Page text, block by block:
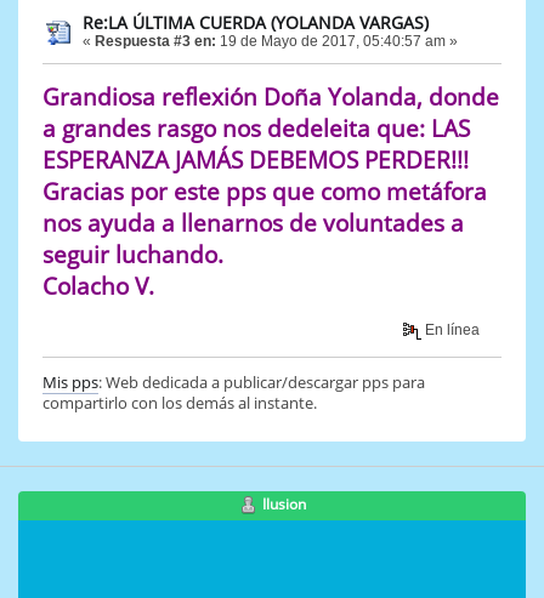
Re:LA ÚLTIMA CUERDA (YOLANDA VARGAS)
« Respuesta #3 en: 19 de Mayo de 2017, 05:40:57 am »
Grandiosa reflexión Doña Yolanda, donde
a grandes rasgo nos dedeleita que: LAS
ESPERANZA JAMÁS DEBEMOS PERDER!!!
Gracias por este pps que como metáfora
nos ayuda a llenarnos de voluntades a
seguir luchando.
Colacho V.
En línea
Mis pps: Web dedicada a publicar/descargar pps para
compartirlo con los demás al instante.
Ilusion